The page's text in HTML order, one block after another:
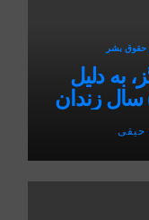
بشر
به دلیل
«مخالفت» با حکومت به ۵ سال زندان
حیقی